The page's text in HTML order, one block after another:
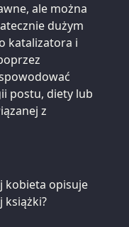
ale można
dużym
katalizatora i
postu, diety lub
z
kobieta opisuje
książki?